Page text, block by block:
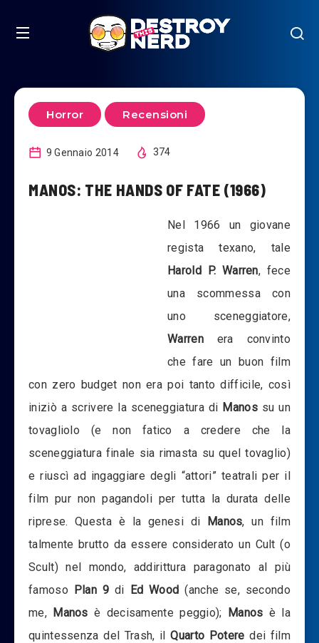
Horror Recensioni
9 Gennaio 2014 374
MANOS: THE HANDS OF FATE (1966)
Nel 1966 un giovane
regista texano, tale
Harold P. Warren, fece
una scommessa con
uno sceneggiatore,
Warrenera convinto
che fare un buon film
con zero budget non era poi tanto difficile, così
iniziò a scrivere la sceneggiatura di Manossu un
tovagliolo (e non fatico a credere che la
sceneggiatura finale sia rimasta su quel tovaglio)
e riuscì ad ingaggiare degli “attori” teatrali per il
film pur non pagandoli per tutta la durata delle
riprese. Questa è la genesi di
Manos, un film
talmente brutto da essere considerato un Cult (o
Scult) nel mondo, addirittura paragonato al più
famoso Plan 9 di Ed Wood (anche se, secondo
me, Manos è decisamente peggio); Manos è la
quintessenza del Trash, ilQuarto Potere dei film